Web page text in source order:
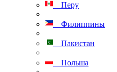
Перу
Филиппины
Пакистан
Польша